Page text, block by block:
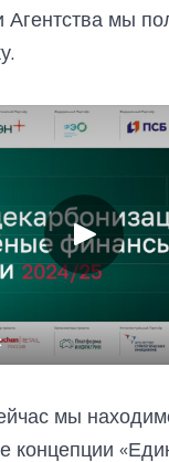
Агентства мы
мы
концепции